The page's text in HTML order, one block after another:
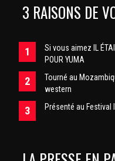
3 RAISONS DE
Si vous aimez IL
POUR YUMA
Tourné au
western
Présenté au